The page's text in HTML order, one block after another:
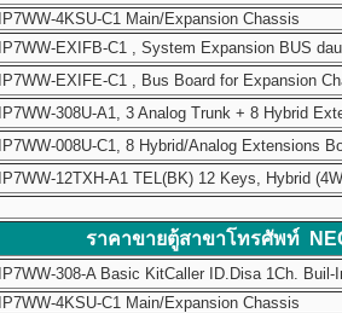
IP7WW-4KSU-C1 Main/Expansion Chassis
IP7WW-EXIFB-C1 , System Expansion BUS
IP7WW-EXIFE-C1 , Bus Board for Expansion
IP7WW-308U-A1, 3 Analog Trunk + 8 Hybrid
IP7WW-008U-C1, 8 Hybrid/Analog Extensions
IP7WW-12TXH-A1 TEL(BK) 12 Keys, Hybrid
ราคาขายตู้สาขาโทรศัพท์
IP7WW-308-A Basic KitCaller ID.Disa 1Ch.
IP7WW-4KSU-C1 Main/Expansion Chassis